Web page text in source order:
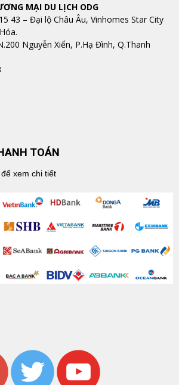
MẠI DU LỊCH ODG
43 – Đại lộ Châu Âu, Vinhomes Star City
Nguyễn Xiển, P.Hạ Đình, Q.Thanh
TOÁN
xem chi tiết